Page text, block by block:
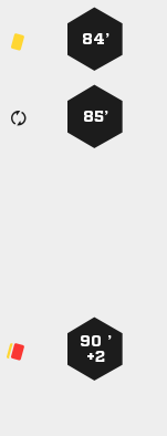
84’
85’
90 ’
+2